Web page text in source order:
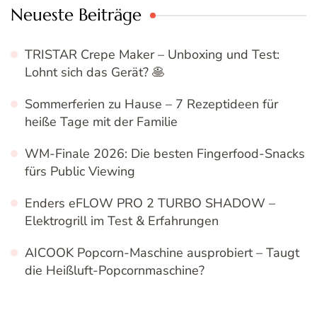
Neueste Beiträge
TRISTAR Crepe Maker – Unboxing und Test:
Lohnt sich das Gerät? 🥞
Sommerferien zu Hause – 7 Rezeptideen für
heiße Tage mit der Familie
WM-Finale 2026: Die besten Fingerfood-Snacks
fürs Public Viewing
Enders eFLOW PRO 2 TURBO SHADOW –
Elektrogrill im Test & Erfahrungen
AICOOK Popcorn-Maschine ausprobiert – Taugt
die Heißluft-Popcornmaschine?